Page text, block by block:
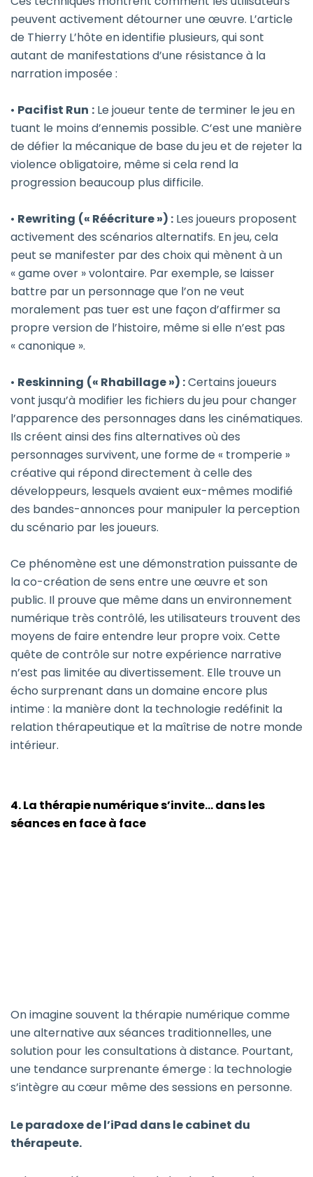
peuvent activement détourner une œuvre. L’article
de Thierry L’hôte en identifie plusieurs, qui sont
autant de manifestations d’une résistance à la
narration imposée :
• Pacifist Run : Le joueur tente de terminer le jeu en
tuant le moins d’ennemis possible. C’est une manière
de défier la mécanique de base du jeu et de rejeter la
violence obligatoire, même si cela rend la
progression beaucoup plus difficile.
• Rewriting (« Réécriture ») : Les joueurs proposent
activement des scénarios alternatifs. En jeu, cela
peut se manifester par des choix qui mènent à un
« game over » volontaire. Par exemple, se laisser
battre par un personnage que l’on ne veut
moralement pas tuer est une façon d’affirmer sa
propre version de l’histoire, même si elle n’est pas
« canonique ».
• Reskinning (« Rhabillage ») :Certains joueurs
vont jusqu’à modifier les fichiers du jeu pour changer
l’apparence des personnages dans les cinématiques.
Ils créent ainsi des fins alternatives où des
personnages survivent, une forme de « tromperie »
créative qui répond directement à celle des
développeurs, lesquels avaient eux-mêmes modifié
des bandes-annonces pour manipuler la perception
du scénario par les joueurs.
Ce phénomène est une démonstration puissante de
la co-création de sens entre une œuvre et son
public. Il prouve que même dans un environnement
numérique très contrôlé, les utilisateurs trouvent des
moyens de faire entendre leur propre voix. Cette
quête de contrôle sur notre expérience narrative
n’est pas limitée au divertissement. Elle trouve un
écho surprenant dans un domaine encore plus
intime : la manière dont la technologie redéfinit la
relation thérapeutique et la maîtrise de notre monde
intérieur.
4. La thérapie numérique s’invite… dans les
séances en face à face
On imagine souvent la thérapie numérique comme
une alternative aux séances traditionnelles, une
solution pour les consultations à distance. Pourtant,
une tendance surprenante émerge : la technologie
s’intègre au cœur même des sessions en personne.
Le paradoxe de l’iPad dans le cabinet du
thérapeute.